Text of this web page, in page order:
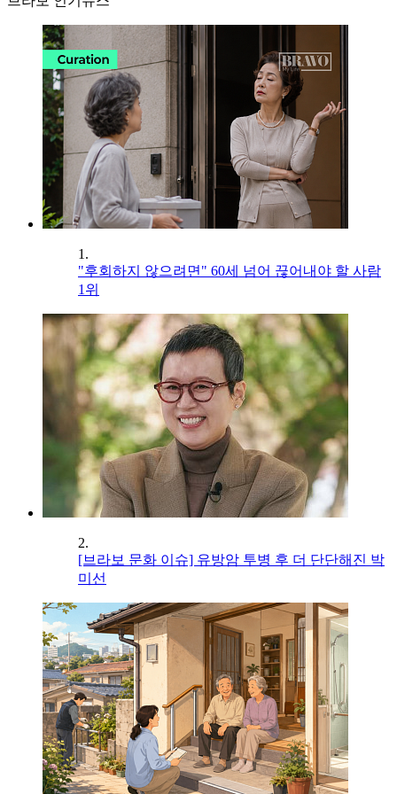
1.
"후회하지 않으려면" 60세 넘어 끊어내야 할 사람
1위
2.
[브라보 문화 이슈] 유방암 투병 후 더 단단해진 박
미선